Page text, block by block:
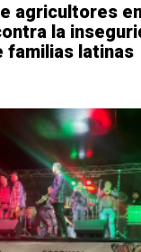
agricultores
la
familias latinas